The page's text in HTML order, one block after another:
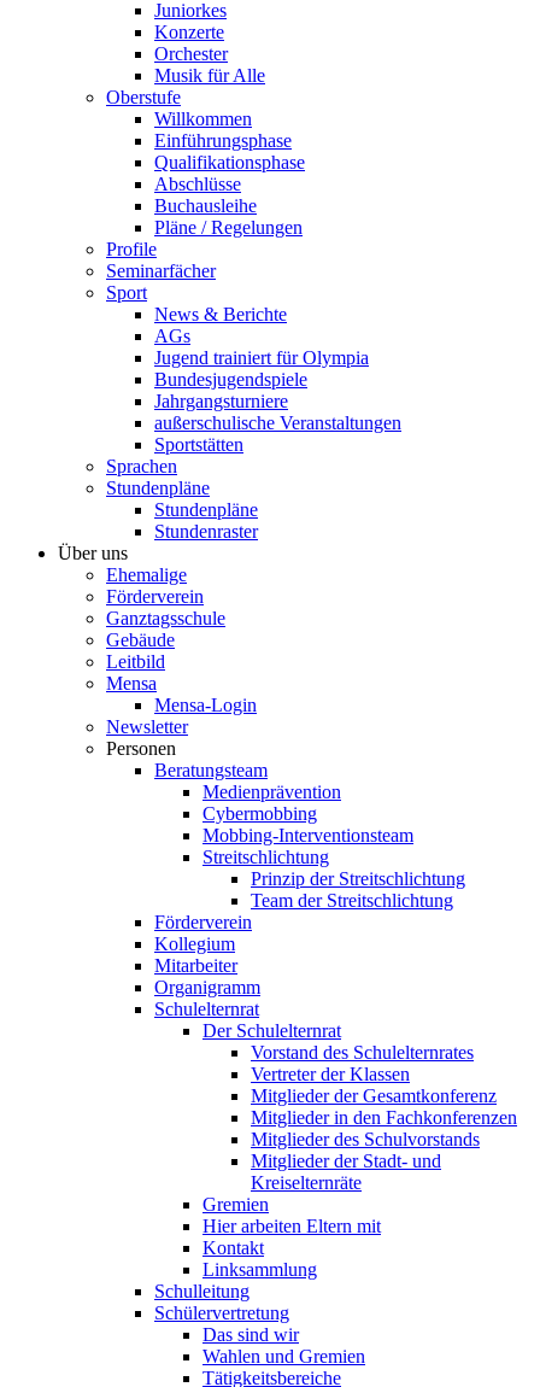
Juniorkes
Konzerte
Orchester
Musik für Alle
Oberstufe
Willkommen
Einführungsphase
Qualifikationsphase
Abschlüsse
Buchausleihe
Pläne / Regelungen
Profile
Seminarfächer
Sport
News & Berichte
AGs
Jugend trainiert für Olympia
Bundesjugendspiele
Jahrgangsturniere
außerschulische Veranstaltungen
Sportstätten
Sprachen
Stundenpläne
Stundenpläne
Stundenraster
Über uns
Ehemalige
Förderverein
Ganztagsschule
Gebäude
Leitbild
Mensa
Mensa-Login
Newsletter
Personen
Beratungsteam
Medienprävention
Cybermobbing
Mobbing-Interventionsteam
Streitschlichtung
Prinzip der Streitschlichtung
Team der Streitschlichtung
Förderverein
Kollegium
Mitarbeiter
Organigramm
Schulelternrat
Der Schulelternrat
Vorstand des Schulelternrates
Vertreter der Klassen
Mitglieder der Gesamtkonferenz
Mitglieder in den Fachkonferenzen
Mitglieder des Schulvorstands
Mitglieder der Stadt- und
Kreiselternräte
Gremien
Hier arbeiten Eltern mit
Kontakt
Linksammlung
Schulleitung
Schülervertretung
Das sind wir
Wahlen und Gremien
Tätigkeitsbereiche